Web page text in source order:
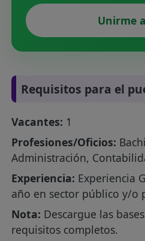
Unirme
Requisitos para el
Vacantes: 1
Profesiones/Oficios:
Administración,
Experiencia: Experiencia
año en sector público y/o
Nota: Descargue las
requisitos completos.